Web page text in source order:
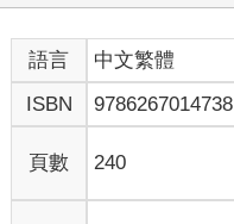
語言 中文繁體
ISBN
9786267014738
頁數 240